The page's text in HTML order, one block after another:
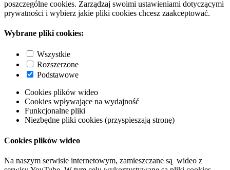
poszczególne cookies. Zarządzaj swoimi ustawieniami dotyczącymi
prywatności i wybierz jakie pliki cookies chcesz zaakceptować.
Wybrane pliki cookies:
Wszystkie
Rozszerzone
Podstawowe
Cookies plików wideo
Cookies wpływające na wydajność
Funkcjonalne pliki
Niezbędne pliki cookies (przyspieszają stronę)
Cookies plików wideo
Na naszym serwisie internetowym, zamieszczane są wideo z